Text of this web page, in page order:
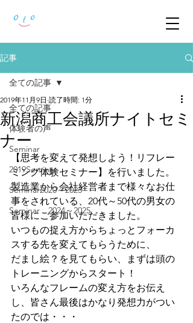
記事
全ての記事
体験者の声
Seminar
2019Seminar
Seminar2020～2023
Seminar 2024～2025
全ての記事
新潟商工会議所ナイトセミ
ナー
2019年11月9日 読了時間: 1分
【思考を変えて発想しよう！リフレー
ミング体験セミナー】を行いました。
製造業から会社経営者まで様々なお仕
事をされている、20代～50代の男女の
皆様にご参加いただきました。
いつもの捉え方からちょっとフォーカ
スする先を変えてもらうために、
だまし絵？を見てもらい、まずは頭の
トレーニングからスタート！
いろんなフレームの変え方をお伝え
し、皆さん最後はかなり発想力がつい
たのでは・・・